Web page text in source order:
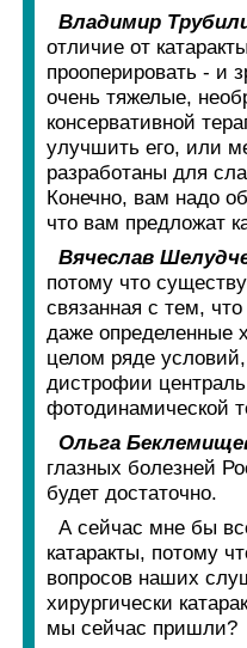
Владимир
отличие от
прооперировать - и
очень тяжелые,
консервативной
улучшить его, или
разработаны для
Конечно, вам надо
что вам предложат
Вячеслав
потому что
связанная с тем,
даже определенные
целом ряде
дистрофии
фотодинамической
Ольга
глазных болезней
будет достаточно.
А сейчас мне бы
катаракты, потому
вопросов наших
хирургически
мы сейчас пришли?